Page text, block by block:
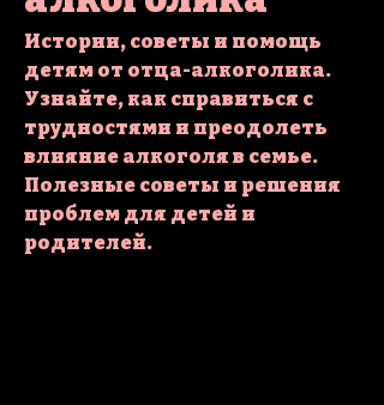
Истории, советы и помощь
детям от отца-алкоголика.
Узнайте, как справиться с
трудностями и преодолеть
влияние алкоголя в семье.
Полезные советы и решения
проблем для детей и
родителей.